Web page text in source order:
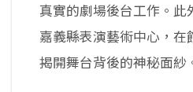
真實的劇場後台工作。此
嘉義縣表演藝術中心，在
揭開舞台背後的神秘面紗